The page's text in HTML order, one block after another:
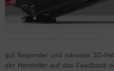
gut fliegender und robuster 3D-
der Hersteller auf das Feedback